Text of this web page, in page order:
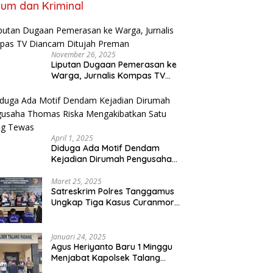
dan Kriminal
November 26, 2025
Liputan Dugaan Pemerasan ke
Warga, Jurnalis Kompas TV
April 1, 2025
Diduga Ada Motif Dendam
Kejadian Dirumah Pengusaha
Satu Orang Tewas
Maret 25, 2025
Satreskrim Polres Tanggamus
Ungkap Tiga Kasus Curanmor,
Januari 24, 2025
Agus Heriyanto Baru 1 Minggu
Menjabat Kapolsek Talang